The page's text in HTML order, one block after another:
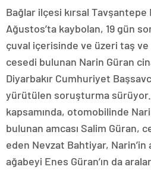
Bağlar ilçesi kırsal Tavşantepe
Ağustos’ta kaybolan, 19 gün
çuval içerisinde ve üzeri taş ve
cesedi bulunan Narin Güran
Diyarbakır Cumhuriyet
yürütülen soruşturma
kapsamında, otomobilinde
bulunan amcası Salim Güran,
eden Nevzat Bahtiyar,
ağabeyi Enes Güran’ın da